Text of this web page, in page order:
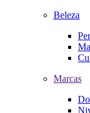
Beleza
Marcas